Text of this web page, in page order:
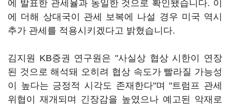
에 발표한 관세율과 동일한 것으로 확인됐습니다. 이
에 더해 상대국이 관세 보복에 나설 경우 미국 역시
추가 관세를 적용시키겠다고 밝혔습니다.
김지원 KB증권 연구원은 "사실상 협상 시한이 연장
된 것으로 해석돼 오히려 협상 속도가 빨라질 가능성
이 높다는 긍정적 시각도 존재한다"며 "트럼프 관세
위협이 재개되며 긴장감을 높였으나 예고된 악재로